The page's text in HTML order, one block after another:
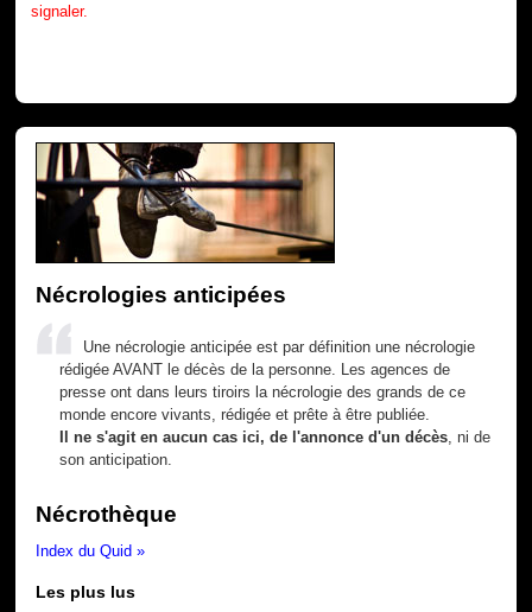
signaler.
Nécrologies anticipées
Une nécrologie anticipée est par définition une nécrologie
rédigée AVANT le décès de la personne. Les agences de
presse ont dans leurs tiroirs la nécrologie des grands de ce
monde encore vivants, rédigée et prête à être publiée.
Il ne s'agit en aucun cas ici, de l'annonce d'un décès , ni de
son anticipation.
Nécrothèque
Index du Quid »
Les plus lus